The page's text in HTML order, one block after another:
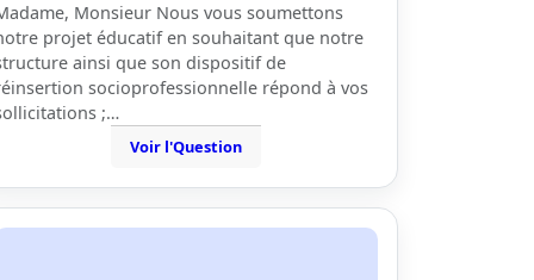
Monsieur Nous vous soumettons
projet éducatif en souhaitant que notre
ainsi que son dispositif de
socioprofessionnelle répond à vos
;…
Voir l'Question